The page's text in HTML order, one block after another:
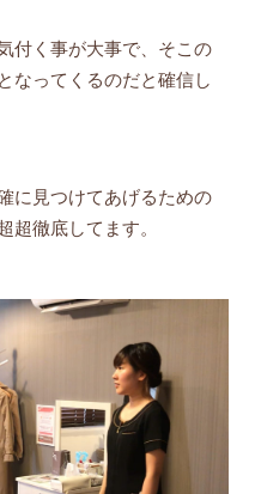
付く事が大事で、そこの
なってくるのだと確信し
に見つけてあげるための
超徹底してます。